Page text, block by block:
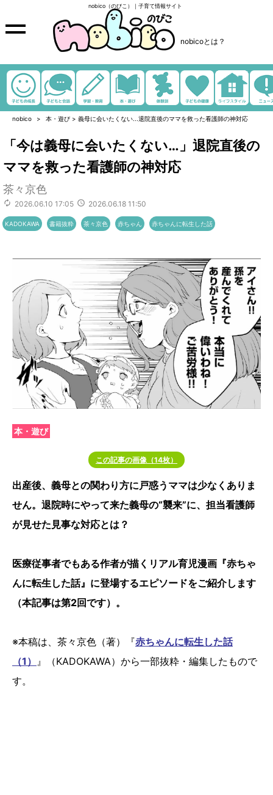
nobico（のびこ）｜子育て情報サイト
nobicoとは？
nobico 本・遊び > 義母に会いたくない...退院直後のママを救った看護師の神対応
「今は義母に会いたくない…」退院直後の
ママを救った看護師の神対応
茶々京色
2026.06.10 17:05 2026.06.18 11:50
KADOKAWA 書籍抜粋 茶々京色 赤ちゃん 赤ちゃんに転生した話
本・遊び
この記事の画像（14枚）
出産後、義母との関わり方に戸惑うママは少なくありま
せん。退院時にやって来た義母の“襲来”に、担当看護師
が見せた見事な対応とは？
医療従事者でもある作者が描くリアル育児漫画『赤ちゃ
んに転生した話』に登場するエピソードをご紹介します
（本記事は第2回です）。
※本稿は、茶々京色（著）『赤ちゃんに転生した話
（1）
』（KADOKAWA）から一部抜粋・編集したもので
す。